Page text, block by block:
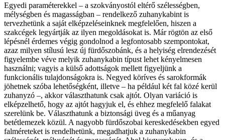
Egyedi paraméterekkel – a szokványostól eltérő szélességben,
mélységben és magasságban – rendelkező zuhanykabint is
tervezhetünk a saját elképzeléseinknek megfelelően, hiszen a
szakcégek legyártják az ilyen megoldásokat is. Már rögtön az első
lépésnél érdemes végig gondolnod a legfontosabb szempontokat,
azaz milyen stílusú lesz új fürdőszobánk, és a helyiség elrendezését
figyelembe véve melyik zuhanykabin típust lehet kényelmesen
használni; vagyis a külső adottságok mellett figyeljünk a
funkcionális tulajdonságokra is. Negyed köríves és sarokformák
jöhetnek szóba lehetőségként, illetve – ha például két fal közé kerül
zuhanyzó –, akkor választhatunk csak ajtót. Olyan variáció is
elképzelhető, hogy az ajtót hagyjuk el, és ehhez megfelelő falakat
szerelünk be. Választhatunk a biztonsági üveg és a műanyag
betétlemezek közül. A nagyobb fürdőszobai kereskedésekben egyed
falméreteket is rendelhetünk, megadhatjuk a zuhanykabin